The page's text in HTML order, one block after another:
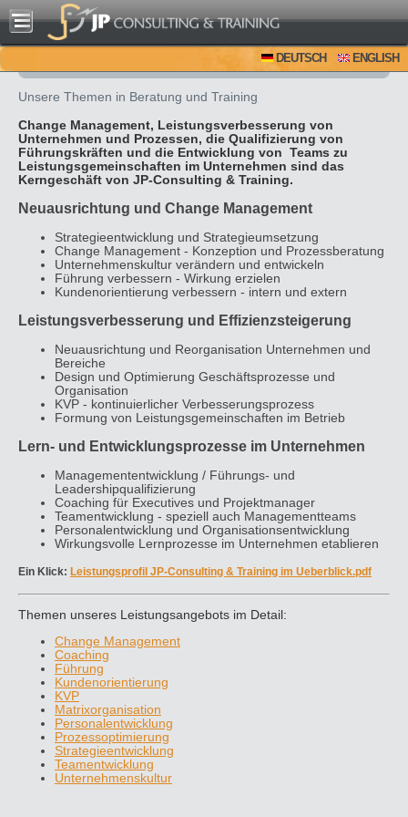
DEUTSCH ENGLISH
Unsere Themen in Beratung und Training
Change Management, Leistungsverbesserung von
Unternehmen und Prozessen, die Qualifizierung von
Führungskräften und die Entwicklung von Teams zu
Leistungsgemeinschaften im Unternehmen sind das
Kerngeschäft von JP-Consulting & Training.
Neuausrichtung und Change Management
Strategieentwicklung und Strategieumsetzung
Change Management - Konzeption und Prozessberatung
Unternehmenskultur verändern und entwickeln
Führung verbessern - Wirkung erzielen
Kundenorientierung verbessern - intern und extern
Leistungsverbesserung und Effizienzsteigerung
Neuausrichtung und Reorganisation Unternehmen und
Bereiche
Design und Optimierung Geschäftsprozesse und
Organisation
KVP - kontinuierlicher Verbesserungsprozess
Formung von Leistungsgemeinschaften im Betrieb
Lern- und Entwicklungsprozesse im Unternehmen
Managemententwicklung / Führungs- und
Leadershipqualifizierung
Coaching für Executives und Projektmanager
Teamentwicklung - speziell auch Managementteams
Personalentwicklung und Organisationsentwicklung
Wirkungsvolle Lernprozesse im Unternehmen etablieren
Ein Klick: Leistungsprofil JP-Consulting & Training im Ueberblick.pdf
Themen unseres Leistungsangebots im Detail:
Change Management
Coaching
Führung
Kundenorientierung
KVP
Matrixorganisation
Personalentwicklung
Prozessoptimierung
Strategieentwicklung
Teamentwicklung
Unternehmenskultur